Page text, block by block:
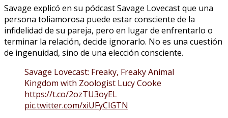
Savage explicó en su pódcast Savage Lovecast que una
persona toliamorosa puede estar consciente de la
infidelidad de su pareja, pero en lugar de enfrentarlo o
terminar la relación, decide ignorarlo. No es una cuestión
de ingenuidad, sino de una elección consciente.
Savage Lovecast: Freaky, Freaky Animal
Kingdom with Zoologist Lucy Cooke
https://t.co/2ozTU3oyEL
pic.twitter.com/xiUFyCIGTN